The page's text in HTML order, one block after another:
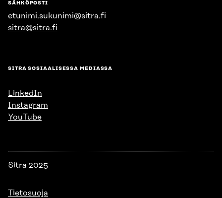
SÄHKÖPOSTI
etunimi.sukunimi@sitra.fi
sitra@sitra.fi
SITRA SOSIAALISESSA MEDIASSA
LinkedIn
Instagram
YouTube
Sitra 2025
Tietosuoja